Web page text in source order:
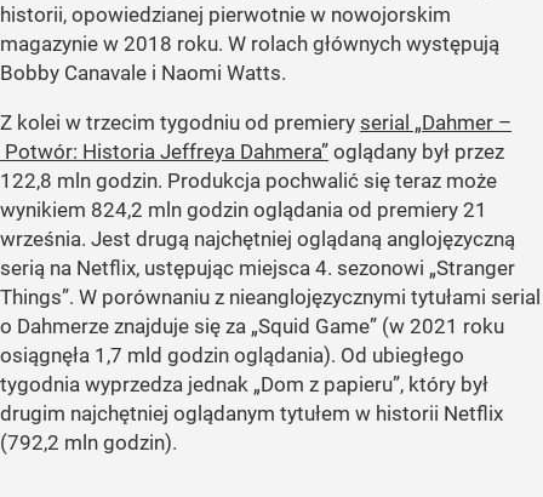
historii, opowiedzianej pierwotnie w nowojorskim
magazynie w 2018 roku. W rolach głównych występują
Bobby Canavale i Naomi Watts.
Z kolei w trzecim tygodniu od premiery serial „Dahmer –
Potwór: Historia Jeffreya Dahmera” oglądany był przez
122,8 mln godzin. Produkcja pochwalić się teraz może
wynikiem 824,2 mln godzin oglądania od premiery 21
września. Jest drugą najchętniej oglądaną anglojęzyczną
serią na Netflix, ustępując miejsca 4. sezonowi „Stranger
Things”. W porównaniu z nieanglojęzycznymi tytułami serial
o Dahmerze znajduje się za „Squid Game” (w 2021 roku
osiągnęła 1,7 mld godzin oglądania). Od ubiegłego
tygodnia wyprzedza jednak „Dom z papieru”, który był
drugim najchętniej oglądanym tytułem w historii Netflix
(792,2 mln godzin).